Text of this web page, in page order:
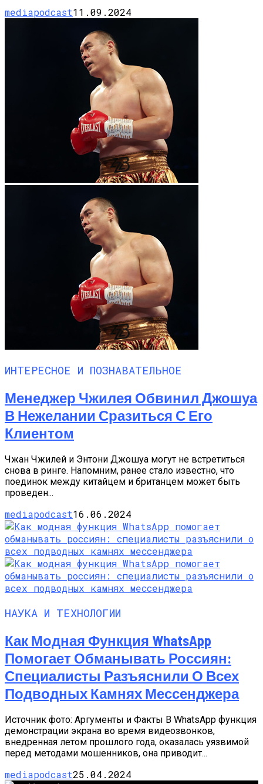
mediapodcast11.09.2024
ИНТЕРЕСНОЕ И ПОЗНАВАТЕЛЬНОЕ
Менеджер Чжилея Обвинил Джошуа
В Нежелании Сразиться С Его
Клиентом
Чжан Чжилей и Энтони Джошуа могут не встретиться
снова в ринге. Напомним, ранее стало известно, что
поединок между китайцем и британцем может быть
проведен...
mediapodcast16.06.2024
НАУКА И ТЕХНОЛОГИИ
Как Модная Функция WhatsApp
Помогает Обманывать Россиян:
Специалисты Разъяснили О Всех
Подводных Камнях Мессенджера
Источник фото: Аргументы и Факты В WhatsApp функция
демонстрации экрана во время видеозвонков,
внедренная летом прошлого года, оказалась уязвимой
перед методами мошенников, она приводит...
mediapodcast25.04.2024